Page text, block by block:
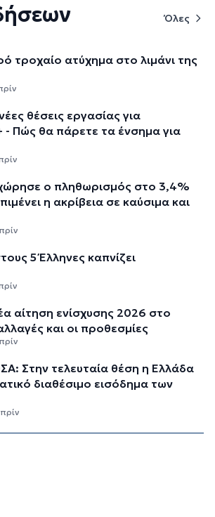
Όλες
τροχαίο ατύχημα στο λιμάνι της
θέσεις εργασίας για
- Πώς θα πάρετε τα ένσημα για
ο πληθωρισμός στο 3,4%
η ακρίβεια σε καύσιμα και
5 Έλληνες καπνίζει
αίτηση ενίσχυσης 2026 στο
και οι προθεσμίες
Στην τελευταία θέση η Ελλάδα
διαθέσιμο εισόδημα των